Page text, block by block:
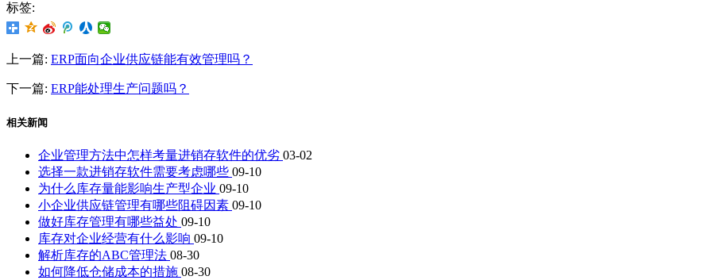
标签:
上一篇: ERP面向企业供应链能有效管理吗？
下一篇: ERP能处理生产问题吗？
相关新闻
企业管理方法中怎样考量进销存软件的优劣 03-02
选择一款进销存软件需要考虑哪些 09-10
为什么库存量能影响生产型企业 09-10
小企业供应链管理有哪些阻碍因素 09-10
做好库存管理有哪些益处 09-10
库存对企业经营有什么影响 09-10
解析库存的ABC管理法 08-30
如何降低仓储成本的措施 08-30